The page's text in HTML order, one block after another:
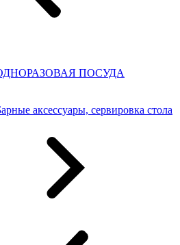
ПОСУДА
аксессуары, сервировка стола